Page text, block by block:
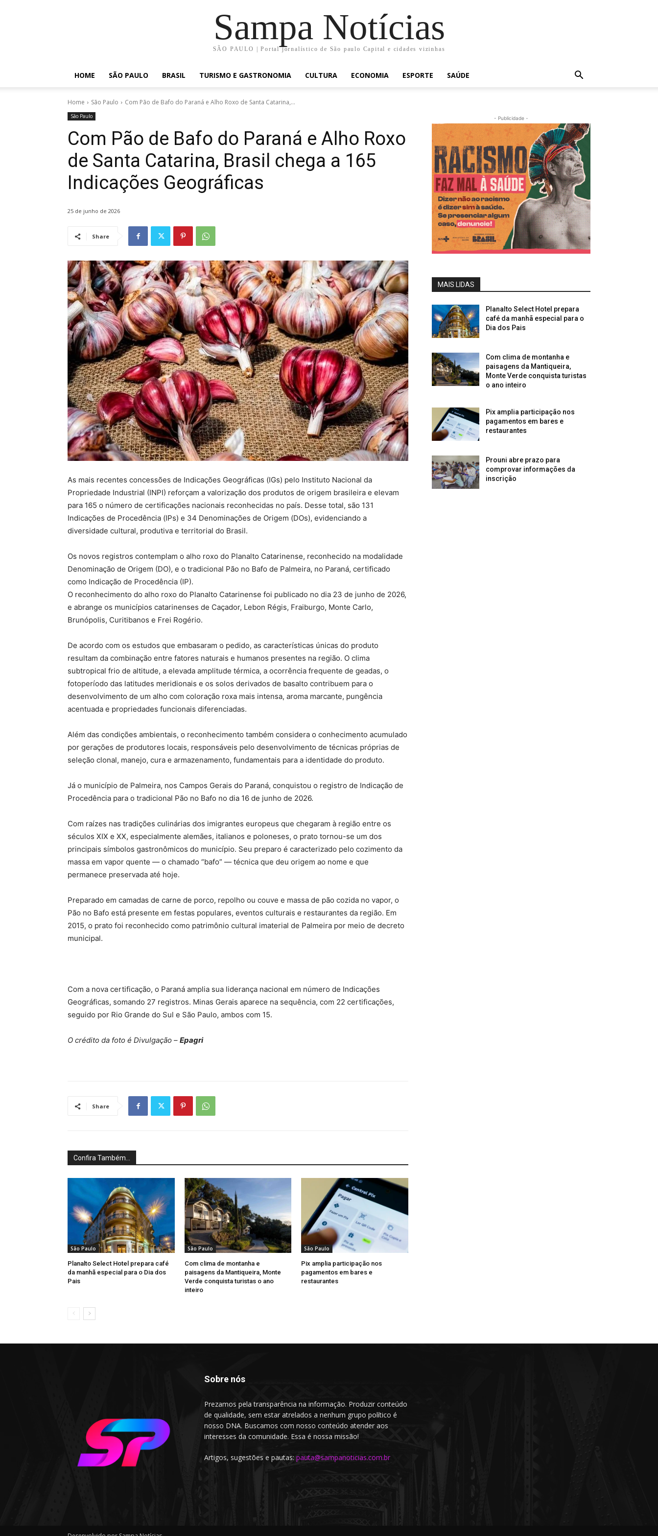
Sampa Notícias
SÃO PAULO | Portal jornalístico de São paulo Capital e cidades vizinhas
HOME SÃO PAULO BRASIL TURISMO E GASTRONOMIA CULTURA ECONOMIA ESPORTE SAÚDE
Home São Paulo Com Pão de Bafo do Paraná e Alho Roxo de Santa Catarina,...
São Paulo
Com Pão de Bafo do Paraná e Alho Roxo
de Santa Catarina, Brasil chega a 165
Indicações Geográficas
25 de junho de 2026
Share
As mais recentes concessões de Indicações Geográficas (IGs) pelo Instituto Nacional da
Propriedade Industrial (INPI) reforçam a valorização dos produtos de origem brasileira e elevam
para 165 o número de certificações nacionais reconhecidas no país. Desse total, são 131
Indicações de Procedência (IPs) e 34 Denominações de Origem (DOs), evidenciando a
diversidade cultural, produtiva e territorial do Brasil.
Os novos registros contemplam o alho roxo do Planalto Catarinense, reconhecido na modalidade
Denominação de Origem (DO), e o tradicional Pão no Bafo de Palmeira, no Paraná, certificado
como Indicação de Procedência (IP).
O reconhecimento do alho roxo do Planalto Catarinense foi publicado no dia 23 de junho de 2026,
e abrange os municípios catarinenses de Caçador, Lebon Régis, Fraiburgo, Monte Carlo,
Brunópolis, Curitibanos e Frei Rogério.
De acordo com os estudos que embasaram o pedido, as características únicas do produto
resultam da combinação entre fatores naturais e humanos presentes na região. O clima
subtropical frio de altitude, a elevada amplitude térmica, a ocorrência frequente de geadas, o
fotoperíodo das latitudes meridionais e os solos derivados de basalto contribuem para o
desenvolvimento de um alho com coloração roxa mais intensa, aroma marcante, pungência
acentuada e propriedades funcionais diferenciadas.
Além das condições ambientais, o reconhecimento também considera o conhecimento acumulado
por gerações de produtores locais, responsáveis pelo desenvolvimento de técnicas próprias de
seleção clonal, manejo, cura e armazenamento, fundamentais para a identidade do produto.
Já o município de Palmeira, nos Campos Gerais do Paraná, conquistou o registro de Indicação de
Procedência para o tradicional Pão no Bafo no dia 16 de junho de 2026.
Com raízes nas tradições culinárias dos imigrantes europeus que chegaram à região entre os
séculos XIX e XX, especialmente alemães, italianos e poloneses, o prato tornou-se um dos
principais símbolos gastronômicos do município. Seu preparo é caracterizado pelo cozimento da
massa em vapor quente — o chamado “bafo” — técnica que deu origem ao nome e que
permanece preservada até hoje.
Preparado em camadas de carne de porco, repolho ou couve e massa de pão cozida no vapor, o
Pão no Bafo está presente em festas populares, eventos culturais e restaurantes da região. Em
2015, o prato foi reconhecido como patrimônio cultural imaterial de Palmeira por meio de decreto
municipal.
Com a nova certificação, o Paraná amplia sua liderança nacional em número de Indicações
Geográficas, somando 27 registros. Minas Gerais aparece na sequência, com 22 certificações,
seguido por Rio Grande do Sul e São Paulo, ambos com 15.
O crédito da foto é Divulgação – Epagri
Share
Confira Também...
São Paulo
Planalto Select Hotel prepara café
da manhã especial para o Dia dos
Pais
São Paulo
Com clima de montanha e
paisagens da Mantiqueira, Monte
Verde conquista turistas o ano
inteiro
São Paulo
Pix amplia participação nos
pagamentos em bares e
restaurantes
- Publicidade -
MAIS LIDAS
Planalto Select Hotel prepara
café da manhã especial para o
Dia dos Pais
Com clima de montanha e
paisagens da Mantiqueira,
Monte Verde conquista turistas
o ano inteiro
Pix amplia participação nos
pagamentos em bares e
restaurantes
Prouni abre prazo para
comprovar informações da
inscrição
Sobre nós
Prezamos pela transparência na informação. Produzir conteúdo
de qualidade, sem estar atrelados a nenhum grupo político é
nosso DNA. Buscamos com nosso conteúdo atender aos
interesses da comunidade. Essa é nossa missão!
Artigos, sugestões e pautas: pauta@sampanoticias.com.br